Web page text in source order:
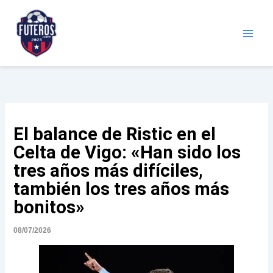
contenido
El balance de Ristic en el
Celta de Vigo: « Han sido los
tres años más difíciles,
también los tres años más
bonitos»
08/07/2026